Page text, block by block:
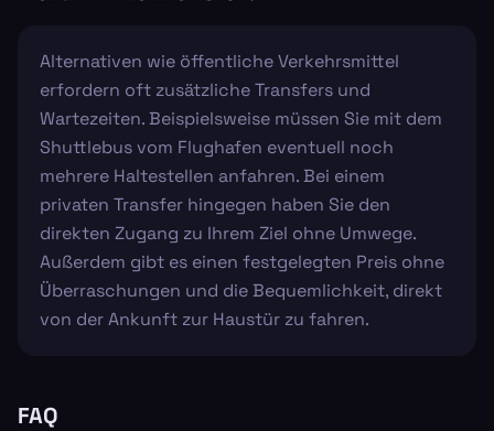
Alternativen wie öffentliche Verkehrsmittel
erfordern oft zusätzliche Transfers und
Wartezeiten. Beispielsweise müssen Sie mit dem
Shuttlebus vom Flughafen eventuell noch
mehrere Haltestellen anfahren. Bei einem
privaten Transfer hingegen haben Sie den
direkten Zugang zu Ihrem Ziel ohne Umwege.
Außerdem gibt es einen festgelegten Preis ohne
Überraschungen und die Bequemlichkeit, direkt
von der Ankunft zur Haustür zu fahren.
FAQ